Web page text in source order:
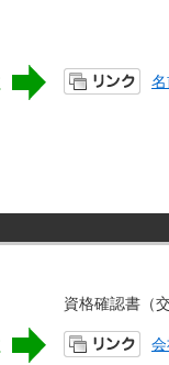
資格確認書（